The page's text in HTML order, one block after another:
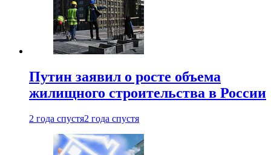
Путин заявил о росте объема
жилищного строительства в России
2 года спустя2 года спустя